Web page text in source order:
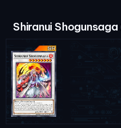
Shiranui Shogunsaga